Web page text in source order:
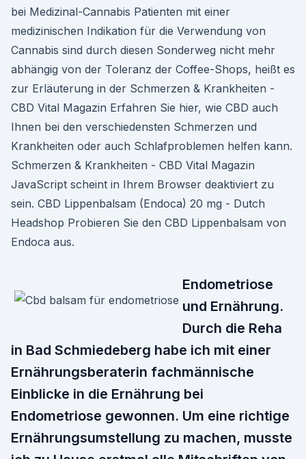
bei Medizinal-Cannabis Patienten mit einer
medizinischen Indikation für die Verwendung von
Cannabis sind durch diesen Sonderweg nicht mehr
abhängig von der Toleranz der Coffee-Shops, heißt es
zur Erläuterung in der Schmerzen & Krankheiten -
CBD Vital Magazin Erfahren Sie hier, wie CBD auch
Ihnen bei den verschiedensten Schmerzen und
Krankheiten oder auch Schlafproblemen helfen kann.
Schmerzen & Krankheiten - CBD Vital Magazin
JavaScript scheint in Ihrem Browser deaktiviert zu
sein. CBD Lippenbalsam (Endoca) 20 mg - Dutch
Headshop Probieren Sie den CBD Lippenbalsam von
Endoca aus.
Endometriose
und Ernährung.
Durch die Reha
in Bad Schmiedeberg habe ich mit einer
Ernährungsberaterin fachmännische
Einblicke in die Ernährung bei
Endometriose gewonnen. Um eine richtige
Ernährungsumstellung zu machen, musste